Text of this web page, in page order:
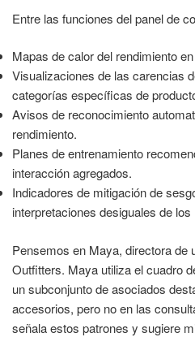
Entre las funciones del panel de
Mapas de calor del rendimiento
Visualizaciones de las carencias
categorías específicas de
Avisos de reconocimiento
rendimiento.
Planes de entrenamiento
interacción agregados.
Indicadores de mitigación de
interpretaciones desiguales de los
Pensemos en Maya, directora de
Outfitters. Maya utiliza el cuadro
un subconjunto de asociados
accesorios, pero no en las
señala estos patrones y sugiere